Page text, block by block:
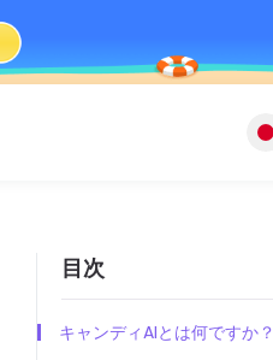
目次
キャンディAIとは何ですか？